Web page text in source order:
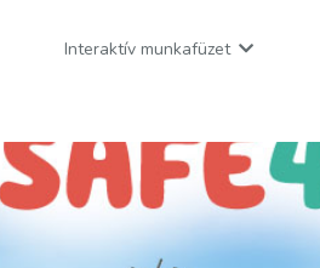
Interaktív munkafüzet